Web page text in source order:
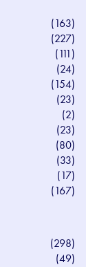
(163)
(227)
(111)
(24)
(154)
(23)
(2)
(23)
(80)
(33)
(17)
(167)
(298)
(49)